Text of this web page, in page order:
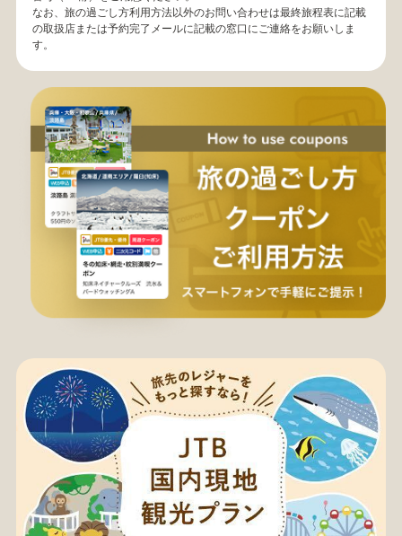
なお、旅の過ごし方利用方法以外のお問い合わせは最終旅程表に記載
の取扱店または予約完了メールに記載の窓口にご連絡をお願いしま
す。